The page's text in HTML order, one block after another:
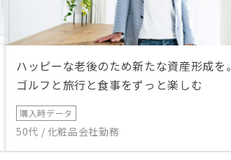
ハッピーな老後のため新たな資産形成を。
ゴルフと旅行と食事をずっと楽しむ
購入時データ
50代 / 化粧品会社勤務